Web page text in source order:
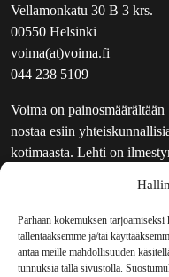
Parhaan kokemuksen
tallentaaksemme ja/tai
antaa meille mahdollisuuden
tunnuksia tällä sivustolla.
Vellamonkatu 30 B 3 krs.
00550 Helsinki
voima(at)voima.fi
044 238 5109
Voima on
nostaa esiin
kotimaasta. Lehti on
UUTISKIRJE
MAINOSTAJILLE
VASTAMAINOKSET